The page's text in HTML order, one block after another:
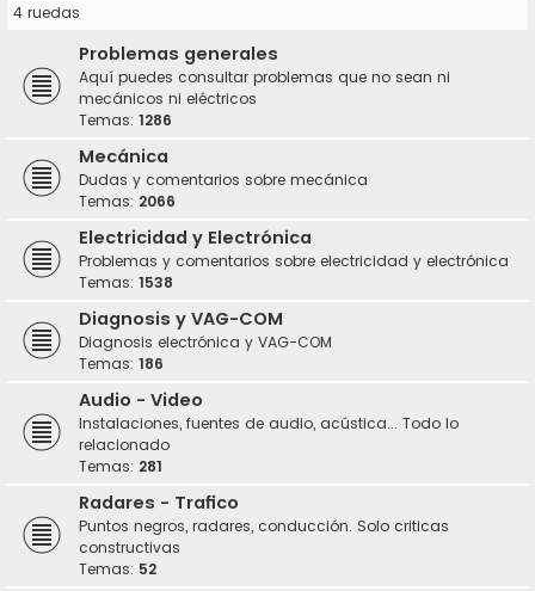
4 ruedas
Problemas generales
Aquí puedes consultar problemas que no sean ni
mecánicos ni eléctricos
Temas: 1286
Mecánica
Dudas y comentarios sobre mecánica
Temas: 2066
Electricidad y Electrónica
Problemas y comentarios sobre electricidad y electrónica
Temas: 1538
Diagnosis y VAG-COM
Diagnosis electrónica y VAG-COM
Temas: 186
Audio - Video
Instalaciones, fuentes de audio, acústica... Todo lo
relacionado
Temas: 281
Radares - Trafico
Puntos negros, radares, conducción. Solo criticas
constructivas
Temas: 52